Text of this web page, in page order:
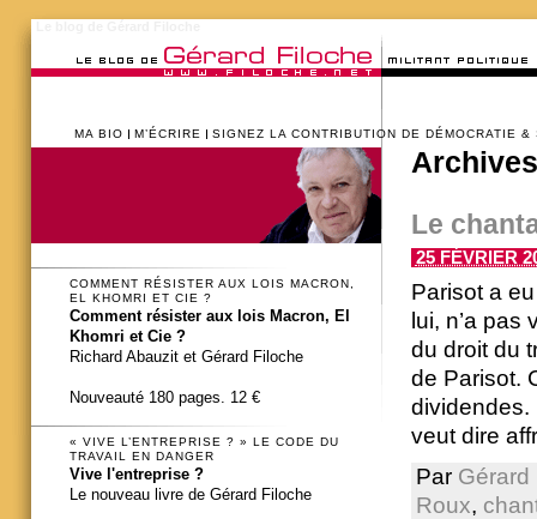
MA BIO M’ÉCRIRE SIGNEZ LA CONTRIBUTION DE DÉMOCRATIE &
Le
25 FÉVRIER
Parisot a
lui, n’a
du droit du
de Parisot.
dividendes.
veut dire
Par Gérard
Roux,
COMMENT RÉSISTER AUX LOIS MACRON,
EL KHOMRI ET CIE ?
Comment résister aux lois Macron, El
Khomri et Cie ?
Richard Abauzit et Gérard Filoche
Nouveauté 180 pages. 12 €
« VIVE L’ENTREPRISE ? » LE CODE DU
TRAVAIL EN DANGER
Vive l'entreprise ?
Le nouveau livre de Gérard Filoche